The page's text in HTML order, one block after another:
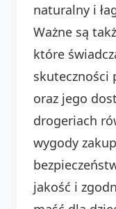
naturalny i
Ważne są
które
skuteczności
oraz jego
drogeriach
wygody
jakość i